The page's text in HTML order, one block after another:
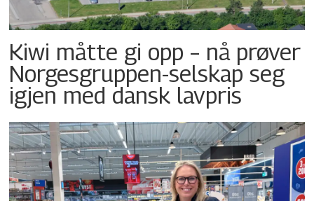
Kiwi måtte gi opp – nå prøver
Norgesgruppen-selskap seg
igjen med dansk lavpris